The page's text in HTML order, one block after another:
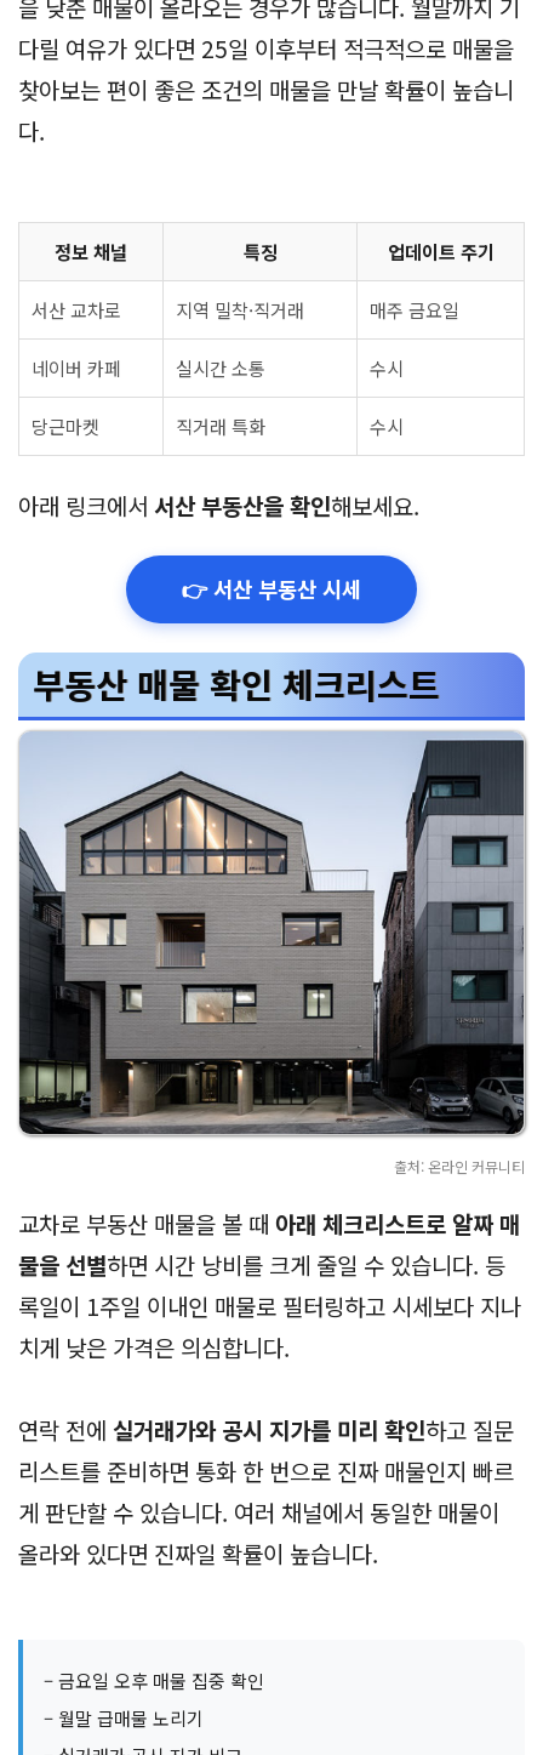
다릴 여유가 있다면 25일 이후부터 적극적으로 매물을
찾아보는 편이 좋은 조건의 매물을 만날 확률이 높습니
다.
정보 채널 특징 업데이트 주기
서산 교차로 지역 밀착·직거래 매주 금요일
네이버 카페 실시간 소통 수시
당근마켓 직거래 특화 수시
아래 링크에서 서산 부동산을 확인해보세요.
👉 서산 부동산 시세
부동산 매물 확인 체크리스트
출처: 온라인 커뮤니티
교차로 부동산 매물을 볼 때 아래 체크리스트로 알짜 매
물을 선별하면 시간 낭비를 크게 줄일 수 있습니다. 등
록일이 1주일 이내인 매물로 필터링하고 시세보다 지나
치게 낮은 가격은 의심합니다.
연락 전에 실거래가와 공시 지가를 미리 확인하고 질문
리스트를 준비하면 통화 한 번으로 진짜 매물인지 빠르
게 판단할 수 있습니다. 여러 채널에서 동일한 매물이
올라와 있다면 진짜일 확률이 높습니다.
– 금요일 오후 매물 집중 확인
– 월말 급매물 노리기